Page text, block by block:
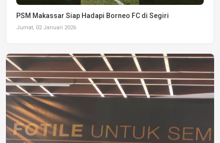
PSM Makassar Siap Hadapi Borneo FC di Segiri
Jumat, 02 Januari 2026